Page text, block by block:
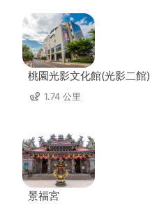
桃園光影文化館(光影二館)
1.74 公里
景福宮